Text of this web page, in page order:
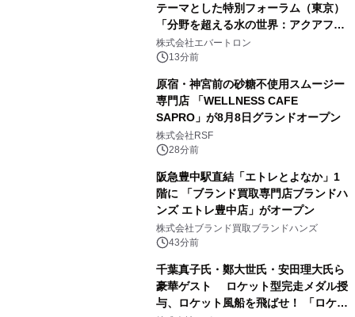
テーマとした特別フォーラム（東京）
「分野を超える水の世界：アクアフォ
トミクスが切り拓く新しい科学の地
平」を開催
株式会社エバートロン
13分前
原宿・神宮前の砂糖不使用スムージー
専門店 「WELLNESS CAFE
SAPRO」が8月8日グランドオープン
株式会社RSF
28分前
阪急豊中駅直結「エトレとよなか」1
階に 「ブランド買取専門店ブランドハ
ンズ エトレ豊中店」がオープン
株式会社ブランド買取ブランドハンズ
43分前
千葉真子氏・鄭大世氏・安田理大氏ら
豪華ゲスト ロケット型完走メダル授
与、ロケット風船を飛ばせ！ 「ロケッ